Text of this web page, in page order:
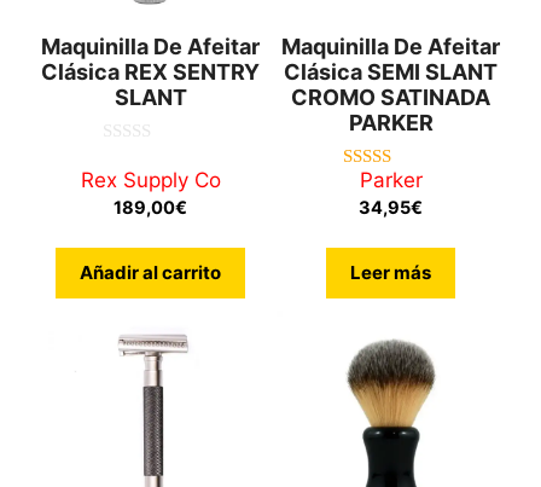
Maquinilla De Afeitar
Clásica REX SENTRY
SLANT
d
e
Rex Supply Co
189,00€
Añadir al carrito
Maquinilla De Afeitar
Clásica SEMI SLANT
CROMO SATINADA
PARKER
4.67
de 5
Parker
34,95€
Leer más